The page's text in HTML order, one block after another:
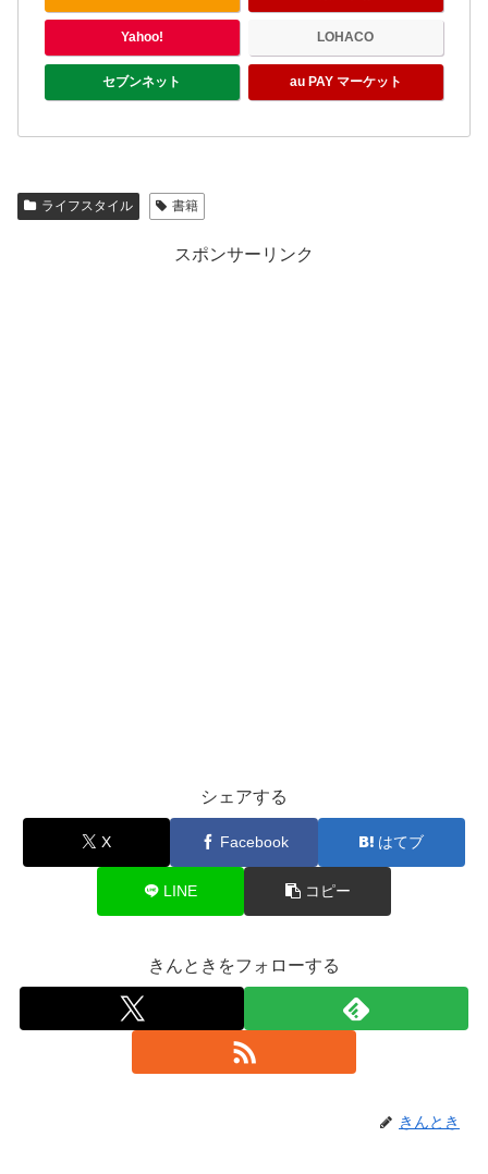
Yahoo! LOHACO
セブンネット au PAY マーケット
ライフスタイル 書籍
スポンサーリンク
シェアする
X Facebook はてブ
LINE コピー
きんときをフォローする
きんとき